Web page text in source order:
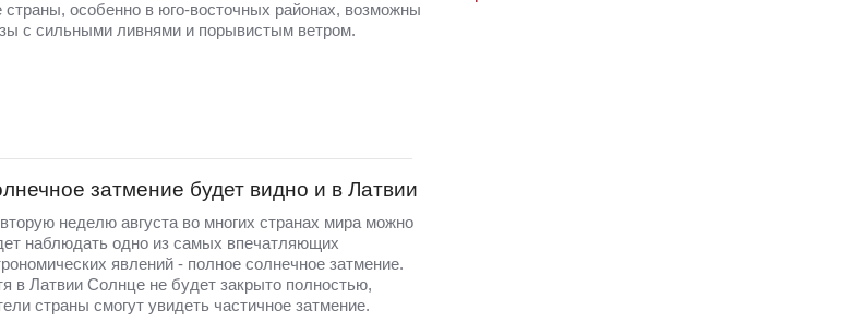
страны, особенно в юго-восточных районах, возможны
с сильными ливнями и порывистым ветром.
затмение будет видно и в Латвии
неделю августа во многих странах мира можно
наблюдать одно из самых впечатляющих
явлений - полное солнечное затмение.
в Латвии Солнце не будет закрыто полностью,
страны смогут увидеть частичное затмение.